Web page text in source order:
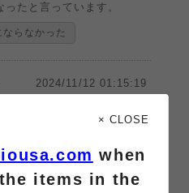
ったと言っています。
ならなかった
2024/11/12 01:15:19
× CLOSE
when
items in the